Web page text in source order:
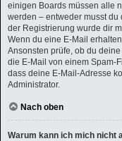
einigen Boards müssen alle
werden – entweder musst du
der Registrierung wurde dir
Wenn du eine E-Mail
Ansonsten prüfe, ob du
die E-Mail von einem Spam-
dass deine E-Mail-Adresse
Administrator.
Nach oben
Warum kann ich mich nicht